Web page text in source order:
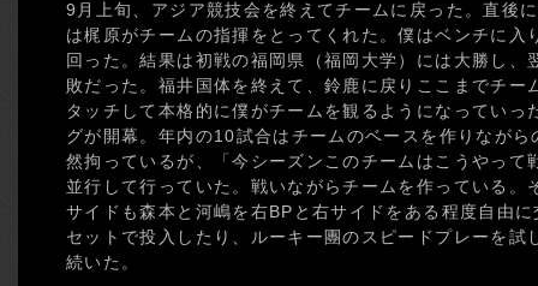
9月上旬、アジア競技会を終えてチームに戻った。直後
は梶原がチームの指揮をとってくれた。僕はベンチに入
回った。結果は初戦の福岡県（福岡大学）には大勝し、
敗だった。福井国体を終えて、鈴鹿に戻りここまでチー
タッチして本格的に僕がチームを観るようになっていっ
グが開幕。年内の10試合はチームのベースを作りなが
然拘っているが、「今シーズンこのチームはこうやって
並行して行っていた。戦いながらチームを作っている。
サイドも森本と河嶋を右BPと右サイドをある程度自由
セットで投入したり、ルーキー團のスピードプレーを試
続いた。